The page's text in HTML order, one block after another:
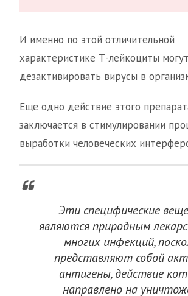
И именно по этой отличительной
характеристике Т-лейкоциты
дезактивировать вирусы в
Еще одно действие этого
заключается в стимулировании
выработки человеческих
Эти специфические
являются природным
многих инфекций,
представляют собой
антигены, действие
направлено на